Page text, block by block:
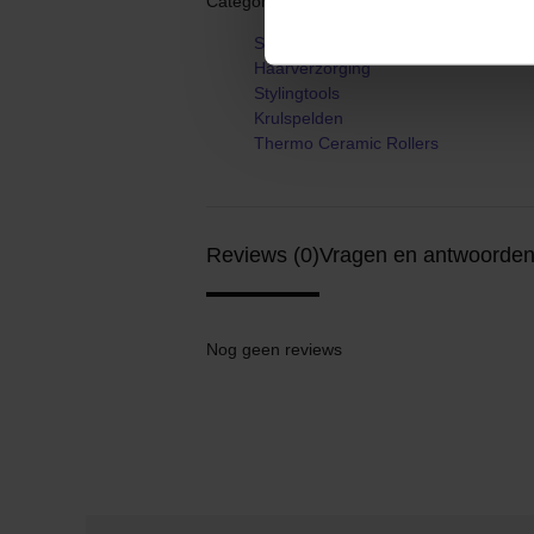
Startpagina
Haarverzorging
Stylingtools
Krulspelden
Thermo Ceramic Rollers
Reviews (0)Vragen en
Nog geen reviews